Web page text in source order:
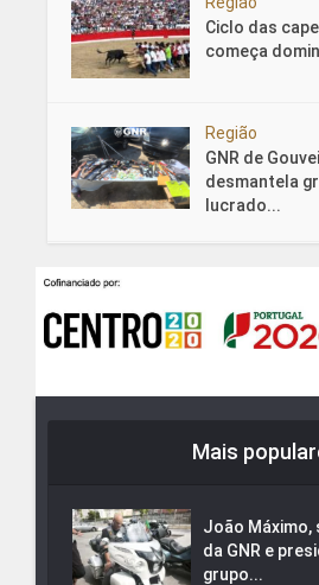
Ciclo das
começa
Região
GNR de
desmantela
lucrado...
Mais
João Máximo,
da GNR e
grupo...